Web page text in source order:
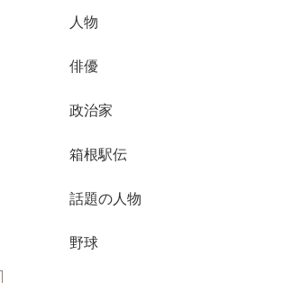
人物
俳優
政治家
箱根駅伝
話題の人物
野球